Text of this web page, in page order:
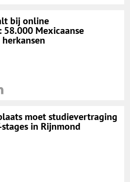
bij online
Mexicaanse
moet studievertraging
in Rijnmond